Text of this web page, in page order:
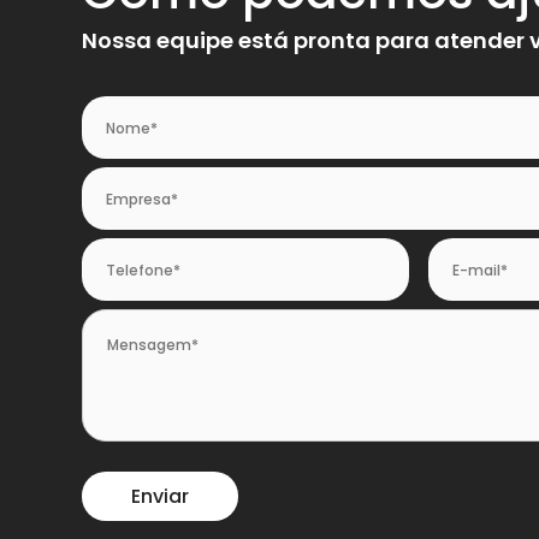
Nossa equipe está pronta para atender
Nome
Empresa
Telefone
E-
mail *
Mensagem